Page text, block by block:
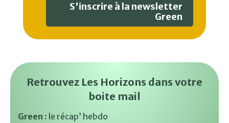
S'inscrire à la newsletter
Green
Retrouvez Les Horizons dans votre
boite mail
Green : le récap’ hebdo